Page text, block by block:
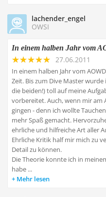
lachender_engel
OWSI
In einem halben Jahr vom
27.06.2011
In einem halben Jahr vom
Zeit. Bis zum Dive Master
die beiden!) toll auf meine
vorbereitet. Auch, wenn mir am
gingen - denn ich wollte
mehr Spaß gemacht.
ehrliche und hilfreiche Art aller
Ehrliche Kritik half mir mich zu
Detail zu können.
Die Theorie konnte ich in
habe ...
Mehr lesen